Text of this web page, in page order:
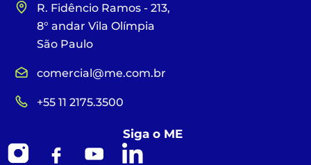
R. Fidêncio Ramos - 213,
8° andar Vila Olímpia
São Paulo
comercial@me.com.br
+55 11 2175.3500
Siga o ME